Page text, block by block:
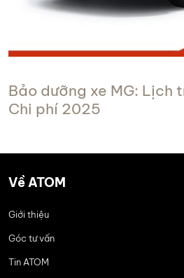
Bảo dưỡng xe MG: Lịch
Chi phí 2025
Về ATOM
Giới thiệu
Góc tư vấn
Tin ATOM